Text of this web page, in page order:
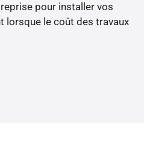
pour installer vos
lorsque le coût des travaux